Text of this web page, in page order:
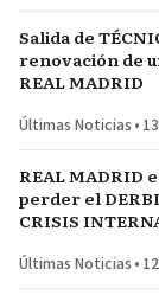
Salida de
renovación de
REAL MADRID
Últimas Noticias •
REAL MADRID
perder el
CRISIS
Últimas Noticias •